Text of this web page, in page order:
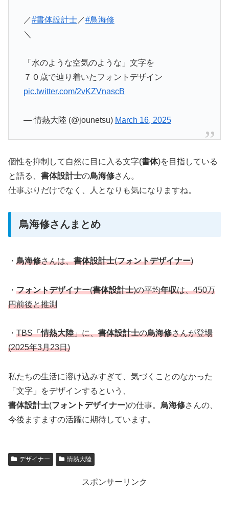
／#書体設計士／#鳥海修
＼
「水のような空気のような」文字を
７０歳で辿り着いたフォントデザイン
pic.twitter.com/2vKZVnascB
— 情熱大陸 (@jounetsu) March 16, 2025
個性を抑制して自然に目に入る文字(書体)を目指している
と語る、 書体設計士の鳥海修さん。
仕事ぶりだけでなく、人となりも気になりますね。
鳥海修さんまとめ
・ 鳥海修さんは、書体設計士(フォントデザイナー)
・ フォントデザイナー(書体設計士)の平均年収は、450万
円前後と推測
・ TBS「情熱大陸」に、書体設計士の鳥海修さんが登場
(2025年3月23日)
私たちの生活に溶け込みすぎて、気づくことのなかった
「文字」をデザインするという、
書体設計士(フォントデザイナー)の仕事。 鳥海修さんの、
今後ますますの活躍に期待しています。
デザイナー 情熱大陸
スポンサーリンク